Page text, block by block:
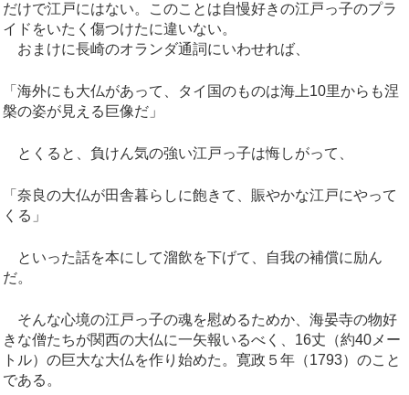
だけで江戸にはない。このことは自慢好きの江戸っ子のプラ
イドをいたく傷つけたに違いない。
おまけに長崎のオランダ通詞にいわせれば、
「海外にも大仏があって、タイ国のものは海上10里からも涅
槃の姿が見える巨像だ」
とくると、負けん気の強い江戸っ子は悔しがって、
「奈良の大仏が田舎暮らしに飽きて、賑やかな江戸にやって
くる」
といった話を本にして溜飲を下げて、自我の補償に励ん
だ。
そんな心境の江戸っ子の魂を慰めるためか、海晏寺の物好
きな僧たちが関西の大仏に一矢報いるべく、16丈（約40メー
トル）の巨大な大仏を作り始めた。寛政５年（1793）のこと
である。